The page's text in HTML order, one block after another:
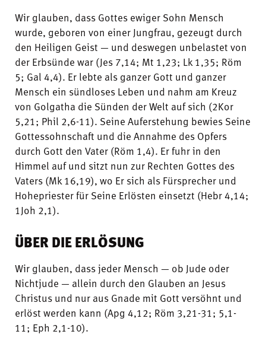
Wir glauben, dass Gottes ewiger Sohn Mensch
wurde, geboren von einer Jungfrau, gezeugt durch
den Heiligen Geist — und deswegen unbelastet von
der Erbsünde war (Jes 7,14; Mt 1,23; Lk 1,35; Röm
5; Gal 4,4). Er lebte als ganzer Gott und ganzer
Mensch ein sündloses Leben und nahm am Kreuz
von Golgatha die Sünden der Welt auf sich (2Kor
5,21; Phil 2,6-11). Seine Auferstehung bewies Seine
Gottessohnschaft und die Annahme des Opfers
durch Gott den Vater (Röm 1,4). Er fuhr in den
Himmel auf und sitzt nun zur Rechten Gottes des
Vaters (Mk 16,19), wo Er sich als Fürsprecher und
Hohepriester für Seine Erlösten einsetzt (Hebr 4,14;
1Joh 2,1).
ÜBER DIE ERLÖSUNG
Wir glauben, dass jeder Mensch — ob Jude oder
Nichtjude — allein durch den Glauben an Jesus
Christus und nur aus Gnade mit Gott versöhnt und
erlöst werden kann (Apg 4,12; Röm 3,21-31; 5,1-
11; Eph 2,1-10).